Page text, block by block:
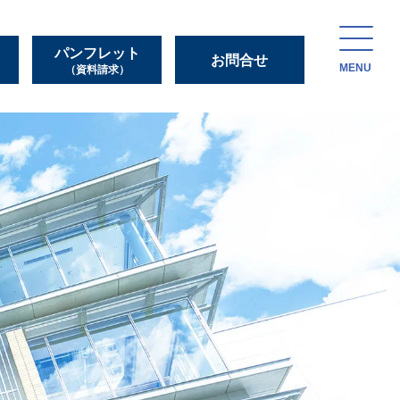
パンフレット
（資料請求）
お問合せ
MENU